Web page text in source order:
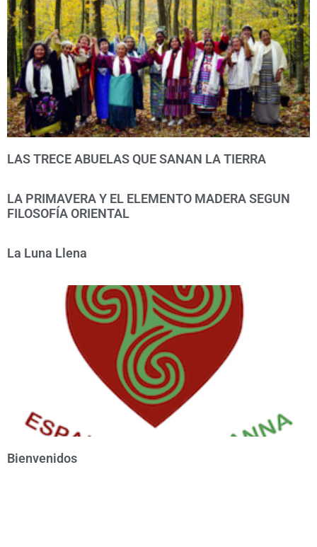
LAS TRECE ABUELAS QUE SANAN LA TIERRA
LA PRIMAVERA Y EL ELEMENTO MADERA SEGUN
FILOSOFÍA ORIENTAL
La Luna Llena
Bienvenidos